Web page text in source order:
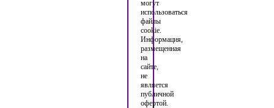
могут
использоваться
файлы
cookie.
Информация,
размещенная
на
сайте,
не
является
публичной
офертой.